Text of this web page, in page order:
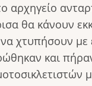
αρχηγείο
θα κάνουν
χτυπήσουν
και